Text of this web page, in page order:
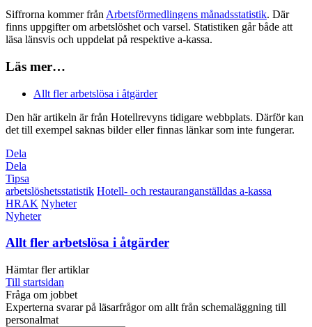
Siffrorna kommer från Arbetsförmedlingens månadsstatistik. Där
finns uppgifter om arbetslöshet och varsel. Statistiken går både att
läsa länsvis och uppdelat på respektive a-kassa.
Läs mer…
Allt fler arbetslösa i åtgärder
Den här artikeln är från Hotellrevyns tidigare webbplats. Därför kan
det till exempel saknas bilder eller finnas länkar som inte fungerar.
Dela
Dela
Tipsa
arbetslöshetsstatistik Hotell- och restauranganställdas a-kassa
HRAK Nyheter
Nyheter
Allt fler arbetslösa i åtgärder
Hämtar fler artiklar
Till startsidan
Fråga om jobbet
Experterna svarar på läsarfrågor om allt från schemaläggning till
personalmat